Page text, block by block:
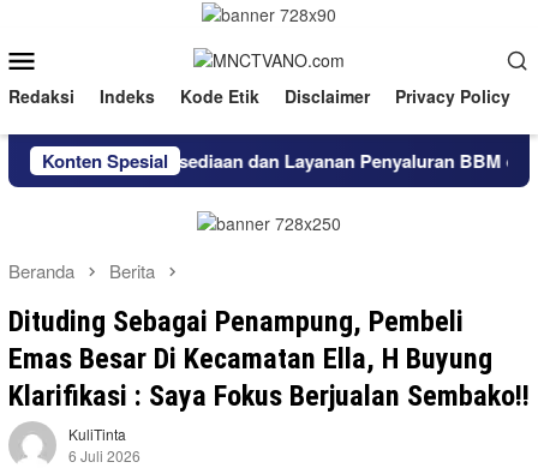
konten
Mobile
Redaksi Indeks Kode Etik Disclaimer Privacy Policy
Konten Spesial
Ketersediaan dan Layanan Penyaluran BBM di Masohi
Beranda Berita
Dituding Sebagai Penampung, Pembeli
Emas Besar Di Kecamatan Ella, H Buyung
Klarifikasi : Saya Fokus Berjualan Sembako!!
KuliTinta
6 Juli 2026